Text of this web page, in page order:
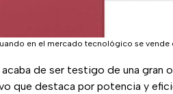
en el mercado tecnológico se vende
de ser testigo de una gran
que destaca por potencia y